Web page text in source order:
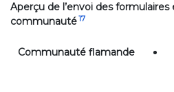
Aperçu de l’envoi des
communauté17
Communauté flamande